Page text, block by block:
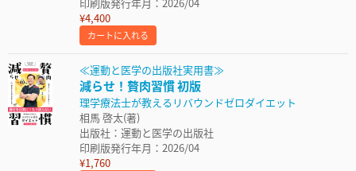
¥4,400
カートに入れる
≪運動と医学の出版社実用書≫
減らせ！贅肉習慣 初版
理学療法士が教えるリバウンドゼロダイエット
相馬 啓太(著)
出版社：運動と医学の出版社
印刷版発行年月：2026/04
¥1,760